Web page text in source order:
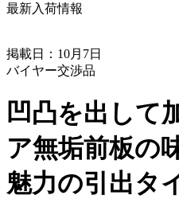
最新入荷情報
掲載日：10月7日
バイヤー交渉品
凹凸を出して
ア無垢前板の
魅力の引出タ